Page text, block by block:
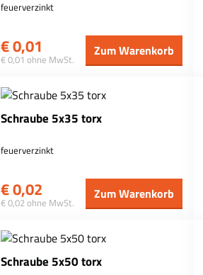
feuerverzinkt
€0,01
€ 0,01 ohne MwSt.
Zum Warenkorb
Schraube 5x35 torx
feuerverzinkt
€0,02
€ 0,02 ohne MwSt.
Zum Warenkorb
Schraube 5x50 torx